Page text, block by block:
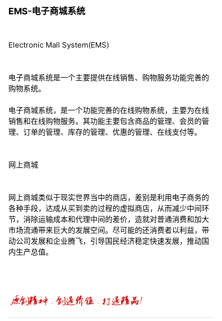
EMS-电子商城系统
Electronic Mall System(EMS)
电子商城系统是一个主要提供在线销售、购物服务功能完善的
购物系统。
电子商城系统，是一个功能完善的在线购物系统，主要为在线
销售和在线购物服务。其功能主要包含商品的管理、会员的管
理、订单的管理、库存的管理、优惠的管理、在线支付等。
网上商城
网上商城类似于现实世界当中的商店，差别是利用电子商务的
各种手段，达成从买到卖的过程的虚拟商店，从而减少中间环
节，消除运输成本和代理中间的差价，造就对普通消费和加大
市场流通带来巨大的发展空间。尽可能的还消费者以利益，带
动公司发展和企业腾飞，引导国民经济稳定快速发展，推动国
内生产总值。